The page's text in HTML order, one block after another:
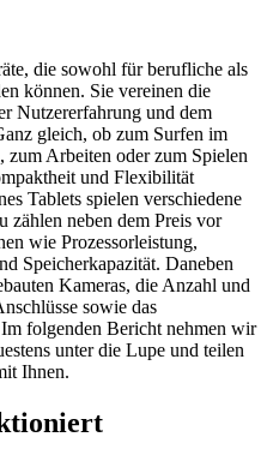
die sowohl für berufliche als
können. Sie vereinen die
Nutzererfahrung und dem
gleich, ob zum Surfen im
zum Arbeiten oder zum Spielen
und Flexibilität
Tablets spielen verschiedene
neben dem Preis vor
wie Prozessorleistung,
Speicherkapazität. Daneben
Kameras, die Anzahl und
sowie das
folgenden Bericht nehmen wir
unter die Lupe und teilen
Ihnen.